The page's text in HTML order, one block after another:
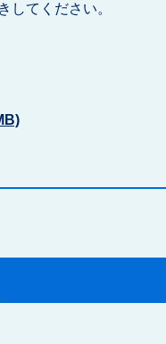
してください。